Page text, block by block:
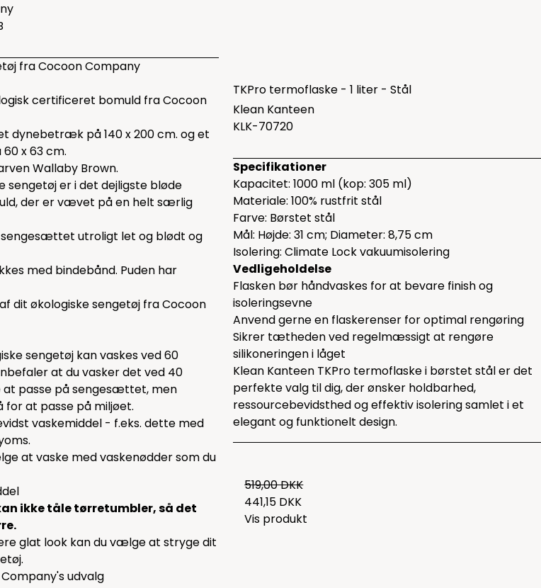
fra Cocoon Company
certificeret bomuld fra Cocoon
dynebetræk på 140 x 200 cm. og et
x 63 cm.
Wallaby Brown.
sengetøj er i det dejligste bløde
der er vævet på en helt særlig
utroligt let og blødt og
med bindebånd. Puden har
dit økologiske sengetøj fra Cocoon
sengetøj kan vaskes ved 60
at du vasker det ved 40
passe på sengesættet, men
for at passe på miljøet.
vaskemiddel - f.eks. dettemed
at vaske med vaskenødder som du
ikke tåle tørretumbler, så det
glat look kan du vælge at stryge dit
udvalg
TKPro termoflaske - 1 liter - Stål
Klean Kanteen
KLK-70720
Specifikationer
Kapacitet: 1000 ml (kop: 305 ml)
Materiale: 100% rustfrit stål
Farve: Børstet stål
Mål: Højde: 31 cm; Diameter: 8,75 cm
Isolering: Climate Lock vakuumisolering
Vedligeholdelse
Flasken bør håndvaskes for at bevare finish og
isoleringsevne
Anvend gerne en flaskerenser for optimal rengøring
Sikrer tætheden ved regelmæssigt at rengøre
silikoneringen i låget
Klean Kanteen TKPro termoflaske i børstet stål er det
perfekte valg til dig, der ønsker holdbarhed,
ressourcebevidsthed og effektiv isolering samlet i et
elegant og funktionelt design.
519,00 DKK
441,15 DKK
Vis produkt